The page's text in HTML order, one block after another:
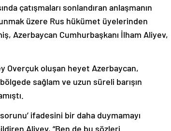
çatışmaları sonlandıran anlaşmanın
üzere Rus hükümet üyelerinden
Azerbaycan Cumhurbaşkanı İlham Aliyev,
Overçuk oluşan heyet Azerbaycan,
sağlam ve uzun süreli barışın
sorunu’ ifadesini bir daha duymamayı
Aliyev, “Ben de bu sözleri